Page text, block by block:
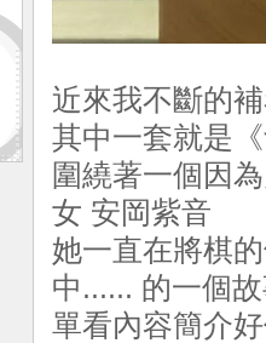
近來我不斷的
其中一套就是
圍繞著一個因
女 安岡紫音
她一直在將棋
中...... 的一個
單看內容簡介